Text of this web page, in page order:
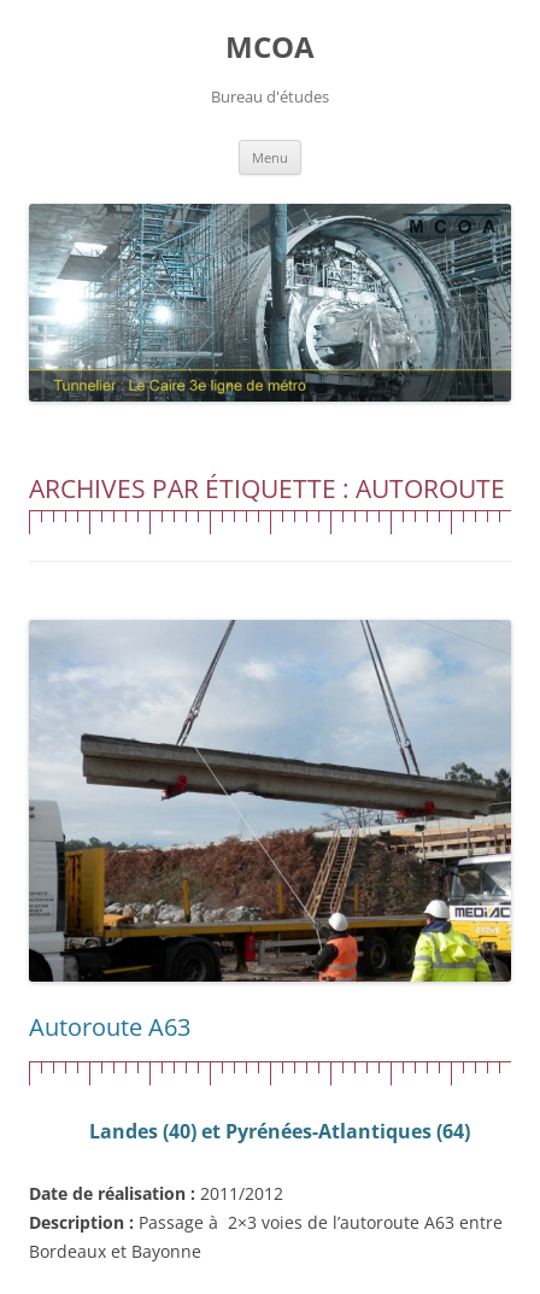
MCOA
Bureau d'études
Menu
ARCHIVES PAR ÉTIQUETTE : AUTOROUTE
Autoroute A63
Landes (40) et Pyrénées-Atlantiques (64)
Date de réalisation : 2011/2012
Description : Passage à 2×3 voies de l’autoroute A63 entre
Bordeaux et Bayonne